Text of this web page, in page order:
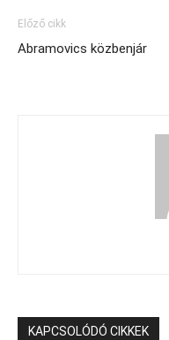
Előző cikk
Abramovics közbenjár
KAPCSOLÓDÓ CIKKEK